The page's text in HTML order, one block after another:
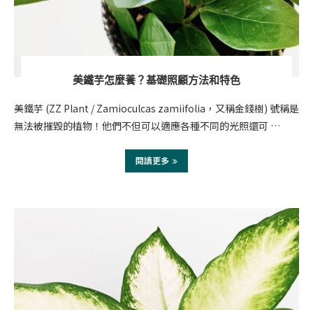
美鐵芋怎麼養？基礎照顧方法和特色
美鐵芋 (ZZ Plant / Zamioculcas zamiifolia，又稱金錢樹) 號稱是
無法被摧毀的植物！他們不但可以適應各種不同的光照還可 …
閱讀更多